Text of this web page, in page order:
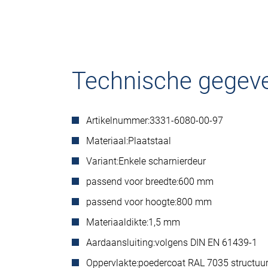
Technische
Artikelnummer:3331-6080-00-97
Materiaal:Plaatstaal
Variant:Enkele scharnierdeur
passend voor breedte:600 mm
passend voor hoogte:800 mm
Materiaaldikte:1,5 mm
Aardaansluiting:volgens DIN EN 61439-1
Oppervlakte:poedercoat RAL 7035 structuur